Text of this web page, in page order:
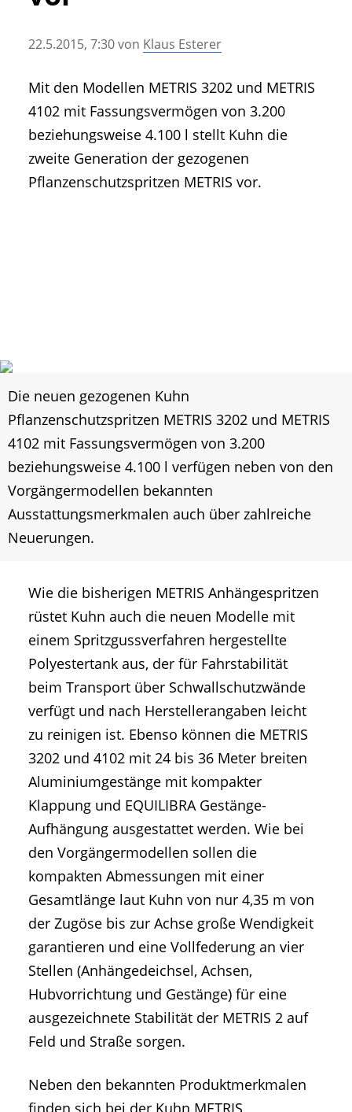
• Messen und Veranstaltungen
• Agritechnica Neuheiten Archiv
• Artikel nach Hersteller/Marke
22.5.2015, 7:30von Klaus Esterer
Mit den Modellen METRIS 3202 und METRIS
4102 mit Fassungsvermögen von 3.200
beziehungsweise 4.100 l stellt Kuhn die
zweite Generation der gezogenen
Pflanzenschutzspritzen METRIS vor.
Die neuen gezogenen Kuhn
Pflanzenschutzspritzen METRIS 3202 und METRIS
4102 mit Fassungsvermögen von 3.200
beziehungsweise 4.100 l verfügen neben von den
Vorgängermodellen bekannten
Ausstattungsmerkmalen auch über zahlreiche
Neuerungen.
Wie die bisherigen METRIS Anhängespritzen
rüstet Kuhn auch die neuen Modelle mit
einem Spritzgussverfahren hergestellte
Polyestertank aus, der für Fahrstabilität
beim Transport über Schwallschutzwände
verfügt und nach Herstellerangaben leicht
zu reinigen ist. Ebenso können die METRIS
3202 und 4102 mit 24 bis 36 Meter breiten
Aluminiumgestänge mit kompakter
Klappung und EQUILIBRA Gestänge-
Aufhängung ausgestattet werden. Wie bei
den Vorgängermodellen sollen die
kompakten Abmessungen mit einer
Gesamtlänge laut Kuhn von nur 4,35 m von
der Zugöse bis zur Achse große Wendigkeit
garantieren und eine Vollfederung an vier
Stellen (Anhängedeichsel, Achsen,
Hubvorrichtung und Gestänge) für eine
ausgezeichnete Stabilität der METRIS 2 auf
Feld und Straße sorgen.
Neben den bekannten Produktmerkmalen